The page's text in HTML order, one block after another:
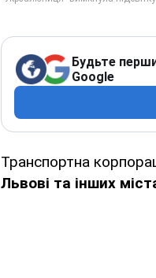
Будьте
Google
Транспортна
Львові та інших